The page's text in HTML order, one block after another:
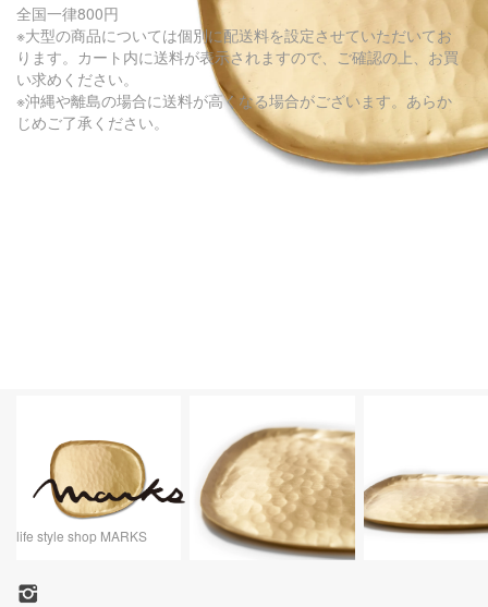
全国一律800円
※大型の商品については個別に配送料を設定させていただいてお
ります。カート内に送料が表示されますので、ご確認の上、お買
い求めください。
※沖縄や離島の場合に送料が高くなる場合がございます。あらか
じめご了承ください。
life style shop MARKS